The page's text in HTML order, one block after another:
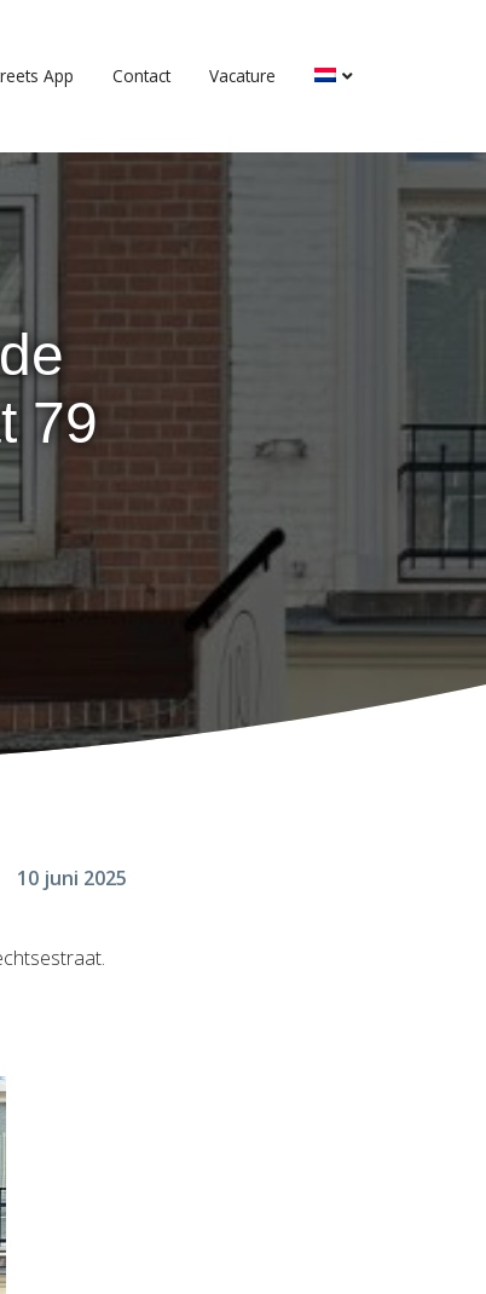
App Contact Vacature
79
10 juni 2025